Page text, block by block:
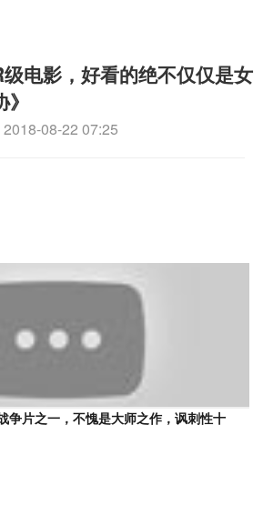
级电影，好看的绝不仅仅是女
08-22 07:25
争片之一，不愧是大师之作，讽刺性十